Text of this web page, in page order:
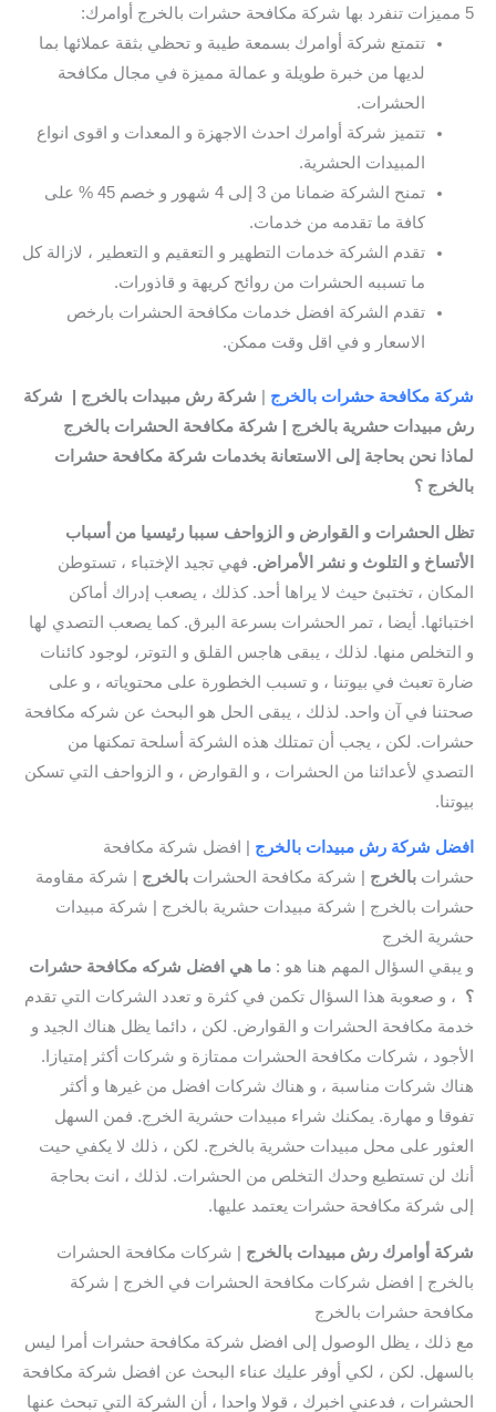
5 مميزات تنفرد بها شركة مكافحة حشرات بالخرج أوامرك:
تتمتع شركة أوامرك بسمعة طيبة و تحظي بثقة عملائها بما
لديها من خبرة طويلة و عمالة مميزة في مجال مكافحة
الحشرات.
تتميز شركة أوامرك احدث الاجهزة و المعدات و اقوى انواع
المبيدات الحشرية.
تمنح الشركة ضمانا من 3 إلى 4 شهور و خصم 45 % على
كافة ما تقدمه من خدمات.
تقدم الشركة خدمات التطهير و التعقيم و التعطير ، لازالة كل
ما تسببه الحشرات من روائح كريهة و قاذورات.
تقدم الشركة افضل خدمات مكافحة الحشرات بارخص
الاسعار و في اقل وقت ممكن.
شركة مكافحة حشرات بالخرج
شركة رش مبيدات بالخرج | شركة
رش مبيدات حشرية بالخرج | شركة مكافحة الحشرات بالخرج
لماذا نحن بحاجة إلى الاستعانة بخدمات شركة مكافحة حشرات
بالخرج ؟
تظل الحشرات و القوارض و الزواحف سببا رئيسيا من أسباب
الأتساخ و التلوث و نشر الأمراض. فهي تجيد الإختباء ، تستوطن
المكان ، تختبئ حيث لا يراها أحد. كذلك ، يصعب إدراك أماكن
اختبائها. أيضا ، تمر الحشرات بسرعة البرق. كما يصعب التصدي لها
و التخلص منها. لذلك ، يبقى هاجس القلق و التوتر، لوجود كائنات
ضارة تعبث في بيوتنا ، و تسبب الخطورة على محتوياته ، و على
صحتنا في آن واحد. لذلك ، يبقى الحل هو البحث عن شركه مكافحة
حشرات. لكن ، يجب أن تمتلك هذه الشركة أسلحة تمكنها من
التصدي لأعدائنا من الحشرات ، و القوارض ، و الزواحف التي تسكن
بيوتنا.
افضل شركة رش مبيدات بالخرج | افضل شركة مكافحة
حشرات بالخرج | شركة مكافحة الحشرات بالخرج | شركة مقاومة
حشرات بالخرج | شركة مبيدات حشرية بالخرج | شركة مبيدات
حشرية الخرج
و يبقي السؤال المهم هنا هو : ما هي افضل شركه مكافحة حشرات
؟ ، و صعوبة هذا السؤال تكمن في كثرة و تعدد الشركات التي تقدم
خدمة مكافحة الحشرات و القوارض. لكن ، دائما يظل هناك الجيد و
الأجود ، شركات مكافحة الحشرات ممتازة و شركات أكثر إمتيازا.
هناك شركات مناسبة ، و هناك شركات افضل من غيرها و أكثر
تفوقا و مهارة. يمكنك شراء مبيدات حشرية الخرج. فمن السهل
العثور على محل مبيدات حشرية بالخرج. لكن ، ذلك لا يكفي حيت
أنك لن تستطيع وحدك التخلص من الحشرات. لذلك ، انت بحاجة
إلى شركة مكافحة حشرات يعتمد عليها.
شركة أوامرك رش مبيدات بالخرج | شركات مكافحة الحشرات
بالخرج | افضل شركات مكافحة الحشرات في الخرج | شركة
مكافحة حشرات بالخرج
مع ذلك ، يظل الوصول إلى افضل شركة مكافحة حشرات أمرا ليس
بالسهل. لكن ، لكي أوفر عليك عناء البحث عن افضل شركة مكافحة
الحشرات ، فدعني اخبرك ، قولا واحدا ، أن الشركة التي تبحث عنها